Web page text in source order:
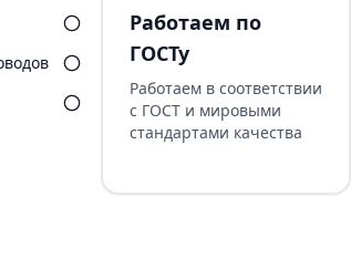
Работаем по
ГОСТу
Работаем в соответствии
с ГОСТ и мировыми
стандартами качества